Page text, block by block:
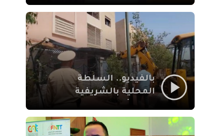
مقراً بمقاطعة سيدي
يوسف بن علي مراكش
بالفيديو.. السلطة
المحلية بالشريفية
بنايات غير قانونية بإقامة
الإيمان